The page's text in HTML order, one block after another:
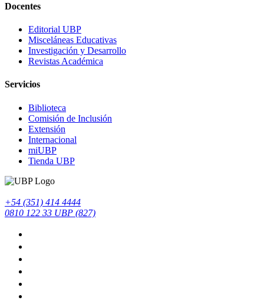
Docentes
Editorial UBP
Misceláneas Educativas
Investigación y Desarrollo
Revistas Académica
Servicios
Biblioteca
Comisión de Inclusión
Extensión
Internacional
miUBP
Tienda UBP
+54 (351) 414 4444
0810 122 33 UBP (827)